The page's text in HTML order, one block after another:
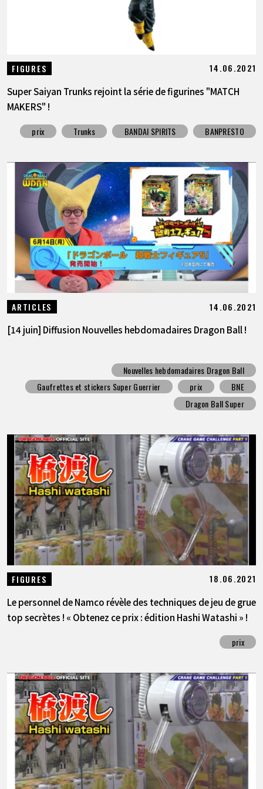
FIGURES 14.06.2021
Super Saiyan Trunks rejoint la série de figurines "MATCH
MAKERS" !
prix Trunks BANDAI SPIRITS BANPRESTO
ARTICLES 14.06.2021
[14 juin] Diffusion Nouvelles hebdomadaires Dragon Ball !
Nouvelles hebdomadaires Dragon Ball
Gaufrettes et stickers Super Guerrier
prix
BNE
Dragon Ball Super
FIGURES 18.06.2021
Le personnel de Namco révèle des techniques de jeu de grue
top secrètes ! « Obtenez ce prix : édition Hashi Watashi » !
prix